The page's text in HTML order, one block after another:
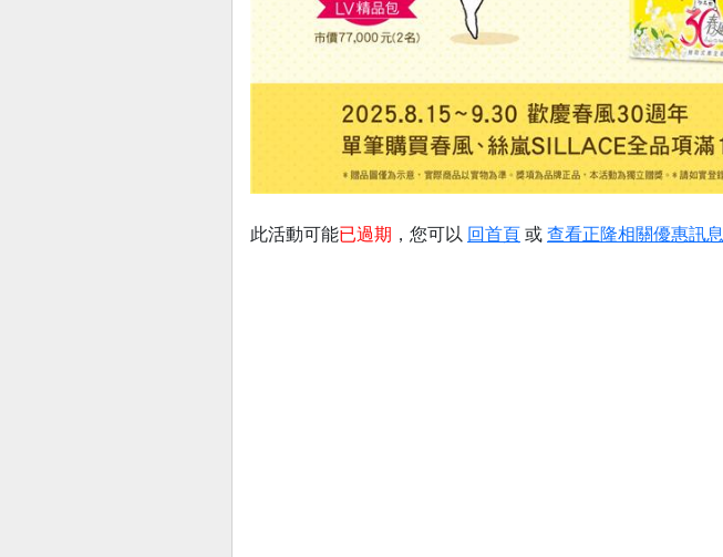
此活動可能已過期 ，您可以 回首頁 或 查看正隆相關優惠訊息